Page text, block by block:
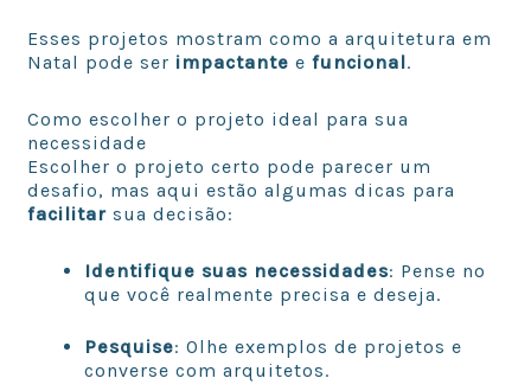
Esses projetos mostram como a arquitetura em
Natal pode ser impactante efuncional.
Como escolher o projeto ideal para sua
necessidade
Escolher o projeto certo pode parecer um
desafio, mas aqui estão algumas dicas para
facilitar sua decisão:
Identifique suas necessidades: Pense no
que você realmente precisa e deseja.
Pesquise: Olhe exemplos de projetos e
converse com arquitetos.